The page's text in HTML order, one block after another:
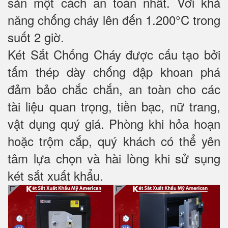
năng chống cháy lên đến 1.200°C trong
suốt 2 giờ.
Két Sắt Chống Cháy được cấu tạo bởi
tấm thép dày chống đập khoan phá
đảm bảo chắc chắn, an toàn cho các
tài liệu quan trọng, tiền bạc, nữ trang,
vật dụng quý giá. Phòng khi hỏa hoạn
hoặc trộm cắp, quý khách có thể yên
tâm lựa chọn và hài lòng khi sử sụng
két sắt xuất khẩu.